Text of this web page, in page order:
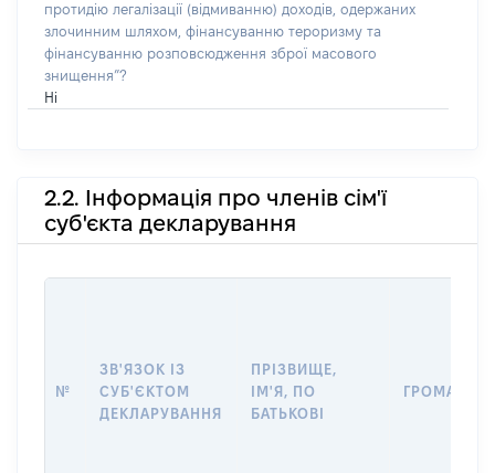
протидію легалізації (відмиванню) доходів, одержаних
злочинним шляхом, фінансуванню тероризму та
фінансуванню розповсюдження зброї масового
знищення”?
Ні
2.2. Інформація про членів сім'ї
суб'єкта декларування
№
ЗВ'ЯЗОК ІЗ
СУБ'ЄКТОМ
ДЕКЛАРУВАННЯ
ПРІЗВИЩЕ,
ІМ'Я, ПО
БАТЬКОВІ